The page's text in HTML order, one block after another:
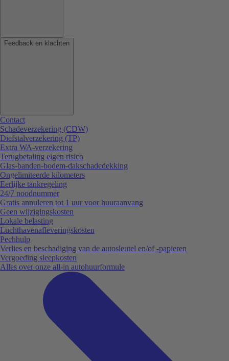
Feedback en klachten
Contact
Schadeverzekering (CDW)
Diefstalverzekering (TP)
Extra WA-verzekering
Terugbetaling eigen risico
Glas-banden-bodem-dakschadedekking
Ongelimiteerde kilometers
Eerlijke tankregeling
24/7 noodnummer
Gratis annuleren tot 1 uur voor huuraanvang
Geen wijzigingskosten
Lokale belasting
Luchthavenafleveringskosten
Pechhulp
Verlies en beschadiging van de autosleutel en/of -papieren
Vergoeding sleepkosten
Alles over onze all-in autohuurformule